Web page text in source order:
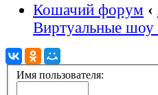
Кошачий форум ‹
Виртуальные шоу
Имя пользователя: